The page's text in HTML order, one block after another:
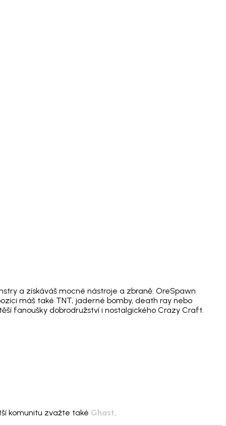
a získáváš mocné nástroje a zbraně. OreSpawn
máš také TNT, jaderné bomby, death ray nebo
fanoušky dobrodružství i nostalgického Crazy Craft.
komunitu zvažte také Ghast.